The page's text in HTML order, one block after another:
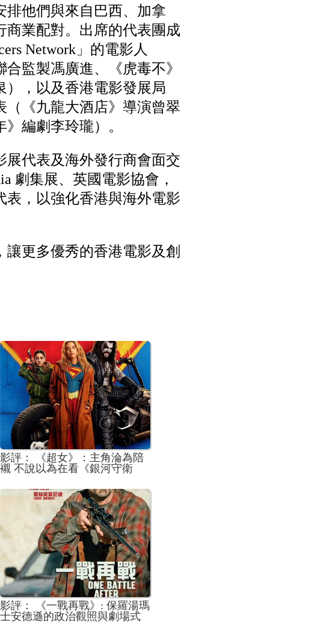
排他們與來自巴西、加拿
商業配對。出席的代表團成
Network」的電影人
監製馮廣進、《虎毒不》
，以及香港電影發展局
（《九龍大酒店》導演曾翠
編劇李玲瓏）。
展代表及海外發行商會面交
劇集展、英國電影協會，
表，以強化香港與海外電影
更多優秀的香港電影及創
影評： 《超女》：主角淪為陪
襯 不說以為在看《銀河守衛
影評： 《一戰再戰》: 保羅湯瑪
士安德遜的政治觀照與劇場式